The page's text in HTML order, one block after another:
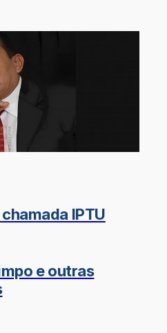
IPTU
e outras